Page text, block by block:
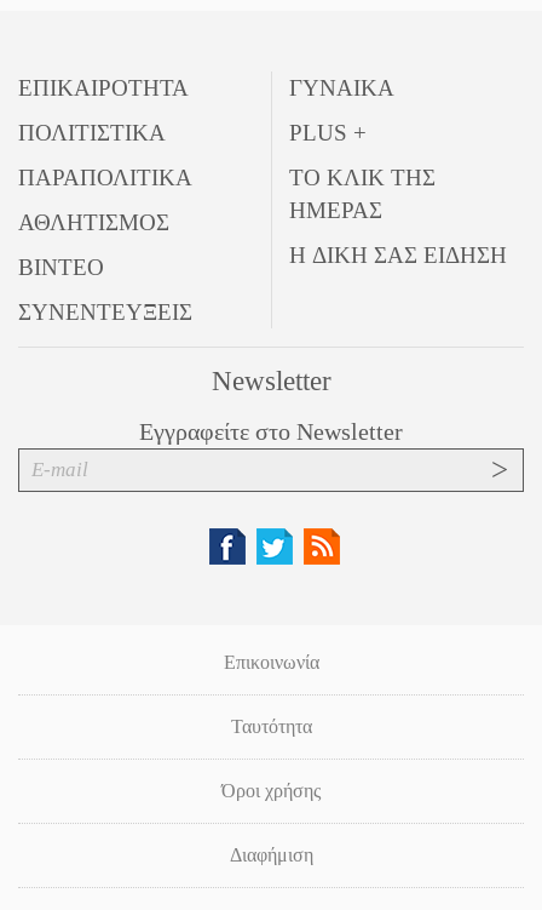
ΕΠΙΚΑΙΡΟΤΗΤΑ
ΠΟΛΙΤΙΣΤΙΚΑ
ΠΑΡΑΠΟΛΙΤΙΚΑ
ΑΘΛΗΤΙΣΜΟΣ
ΒΙΝΤΕΟ
ΣΥΝΕΝΤΕΥΞΕΙΣ
ΓΥΝΑΙΚΑ
PLUS +
ΤΟ ΚΛΙΚ ΤΗΣ
ΗΜΕΡΑΣ
Η ΔΙΚΗ ΣΑΣ ΕΙΔΗΣΗ
Newsletter
Εγγραφείτε στο Newsletter
Επικοινωνία
Ταυτότητα
Όροι χρήσης
Διαφήμιση